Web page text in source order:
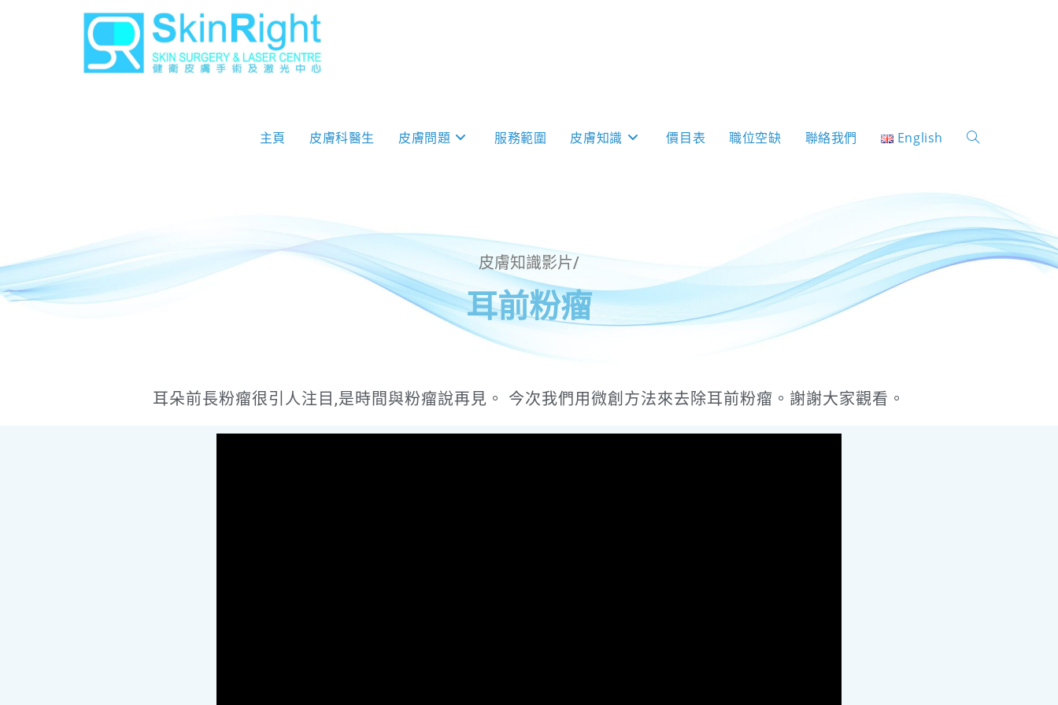
主頁 皮膚科醫生 皮膚問題 服務範圍 皮膚知識 價目表 職位空缺 聯絡我們 English
皮膚知識影片/
耳前粉瘤
耳朵前長粉瘤很引人注目,是時間與粉瘤說再見。 今次我們用微創方法來去除耳前粉瘤。謝謝大家觀看。